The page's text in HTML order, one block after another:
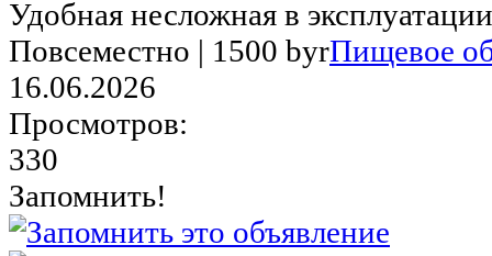
Удобная несложная в
Повсеместно | 1500 byrПищевое
16.06.2026
Просмотров:
330
Запомнить!